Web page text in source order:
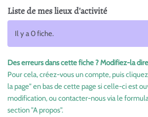
Liste de mes lieux d'activité
Il y a 0 fiche.
Des erreurs dans cette fiche ? Modifiez-la
Pour cela, créez-vous un compte, puis
la page" en bas de cette page si celle-ci est
modification, ou contacter-nous via le
section "A propos".